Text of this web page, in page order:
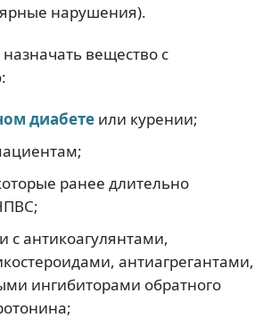
нарушения).
вещество с
диабетеили курении;
ранее длительно
с антикоагулянтами,
антиагрегантами,
ингибиторами обратного